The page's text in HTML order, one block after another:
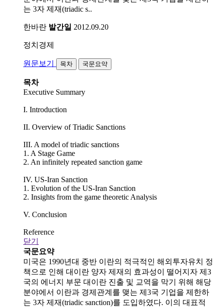
는 3자 제재(triadic s..
한바란 발간일 2012.09.20
정치경제
원문보기 목차 국문요약
목차
Executive Summary
I. Introduction
II. Overview of Triadic Sanctions
III. A model of triadic sanctions
1. A Stage Game
2. An infinitely repeated sanction game
IV. US-Iran Sanction
1. Evolution of the US-Iran Sanction
2. Insights from the game theoretic Analysis
V. Conclusion
Reference
닫기
국문요약
미국은 1990년대 중반 이란의 적극적인 해외투자유치 정
책으로 인해 대이란 양자 제재의 효과성이 떨어지자 제3
국의 에너지 부문 대이란 진출 및 교역을 막기 위해 해당
분야에서 이란과 경제관계를 맺는 제3국 기업을 제한하
는 3자 제재(triadic sanction)를 도입하였다. 이의 대표적